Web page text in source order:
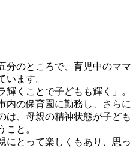
分のところで、育児中のママ
います。
くことで子どもも輝く」。
内の保育園に勤務し、さらに
は、母親の精神状態が子ども
こと。
にとって楽しくもあり、思っ